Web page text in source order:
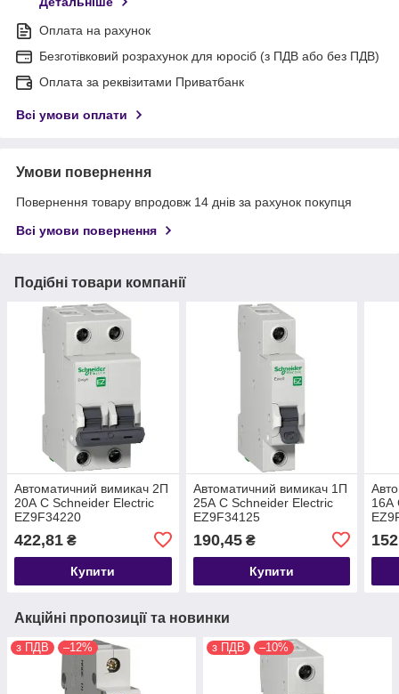
Оплата на рахунок
Безготівковий розрахунок для юросіб (з ПДВ або без ПДВ)
Оплата за реквізитами Приватбанк
Всі умови оплати
Умови повернення
Повернення товару впродовж 14 днів за рахунок покупця
Всі умови повернення
Подібні товари компанії
Автоматичний вимикач 2П
20А С Schneider Electric
EZ9F34220
422,81 ₴
Купити
Автоматичний вимикач 1П
25А С Schneider Electric
EZ9F34125
190,45₴
Купити
16А
Акційні пропозиції та новинки
з ПДВ –12% з ПДВ –10%